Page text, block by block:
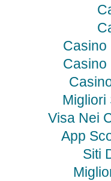
Casino
Casino
Migliori
Visa Nei
App
Siti